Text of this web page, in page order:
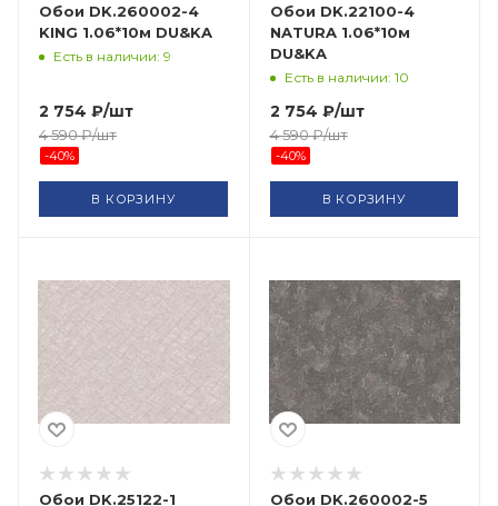
Обои DK.260002-4
KING 1.06*10м DU&KA
Есть в наличии: 9
2 754 ₽/шт
4 590₽/шт
-40%
В КОРЗИНУ
Обои DK.22100-4
NATURA 1.06*10м
DU&KA
Есть в наличии: 10
2 754 ₽/шт
4 590₽/шт
-40%
В КОРЗИНУ
Обои DK.25122-1 Обои DK.260002-5